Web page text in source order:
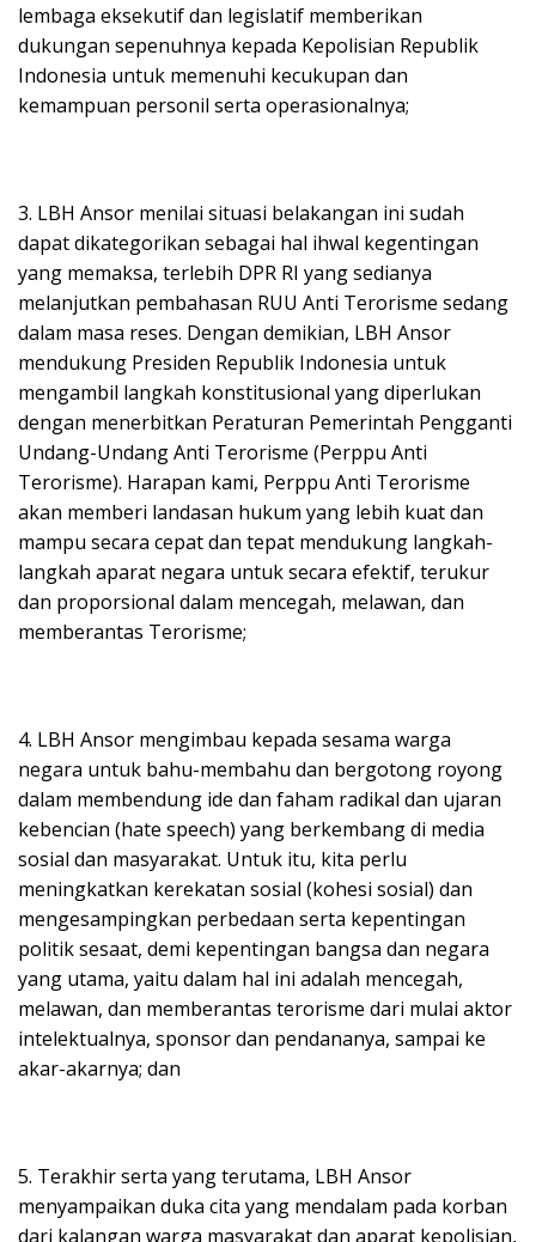
lembaga eksekutif dan legislatif memberikan
dukungan sepenuhnya kepada Kepolisian Republik
Indonesia untuk memenuhi kecukupan dan
kemampuan personil serta operasionalnya;
3. LBH Ansor menilai situasi belakangan ini sudah
dapat dikategorikan sebagai hal ihwal kegentingan
yang memaksa, terlebih DPR RI yang sedianya
melanjutkan pembahasan RUU Anti Terorisme sedang
dalam masa reses. Dengan demikian, LBH Ansor
mendukung Presiden Republik Indonesia untuk
mengambil langkah konstitusional yang diperlukan
dengan menerbitkan Peraturan Pemerintah Pengganti
Undang-Undang Anti Terorisme (Perppu Anti
Terorisme). Harapan kami, Perppu Anti Terorisme
akan memberi landasan hukum yang lebih kuat dan
mampu secara cepat dan tepat mendukung langkah-
langkah aparat negara untuk secara efektif, terukur
dan proporsional dalam mencegah, melawan, dan
memberantas Terorisme;
4. LBH Ansor mengimbau kepada sesama warga
negara untuk bahu-membahu dan bergotong royong
dalam membendung ide dan faham radikal dan ujaran
kebencian (hate speech) yang berkembang di media
sosial dan masyarakat. Untuk itu, kita perlu
meningkatkan kerekatan sosial (kohesi sosial) dan
mengesampingkan perbedaan serta kepentingan
politik sesaat, demi kepentingan bangsa dan negara
yang utama, yaitu dalam hal ini adalah mencegah,
melawan, dan memberantas terorisme dari mulai aktor
intelektualnya, sponsor dan pendananya, sampai ke
akar-akarnya; dan
5. Terakhir serta yang terutama, LBH Ansor
menyampaikan duka cita yang mendalam pada korban
dari kalangan warga masyarakat dan aparat kepolisian,